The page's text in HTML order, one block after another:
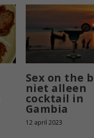
Sex on the
niet alleen
cocktail in
Gambia
12 april 2023